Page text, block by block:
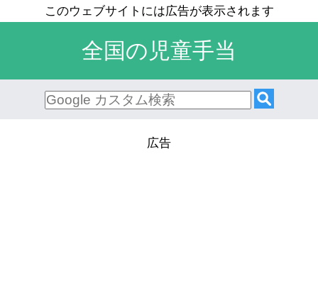
全国の児童手当